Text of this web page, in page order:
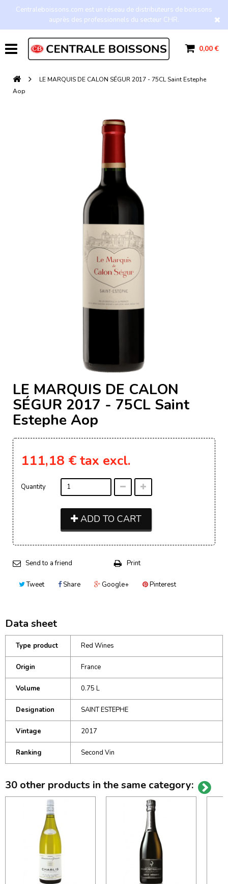
Centraleboissons.com est un réseau de distributeurs de boissons
auprès des professionnels du secteur CHR.
0,00 €
LE MARQUIS DE CALON SÉGUR 2017 - 75CL Saint Estephe
Aop
LE MARQUIS DE CALON
SÉGUR 2017 - 75CL Saint
Estephe Aop
111,18 € tax excl.
Quantity
ADD TO CART
Send to a friend Print
Tweet Share Google+ Pinterest
Data sheet
Type product Red Wines
Origin France
Volume 0.75 L
Designation SAINT ESTEPHE
Vintage 2017
Ranking Second Vin
30 other products in the same category: